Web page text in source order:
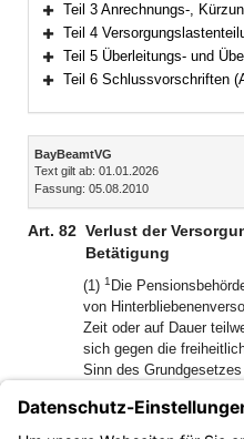
Bereich erweitern
Teil 3 Anrechnungs-,
Bereich erweitern
Teil 4 Versorgungslastenteilung bei
Bereich erweitern
Teil 5 Überleitungs- und
Teil 6 Schlussvorschriften
Inhalt
BayBeamtVG
Text gilt ab: 01.01.2026
Fassung: 05.08.2010
Art. 82 Verlust der
Betätigung
(1) 1 Die
von
Zeit oder auf Dauer
sich gegen die
Sinn des
Bayerischen
behördlichen